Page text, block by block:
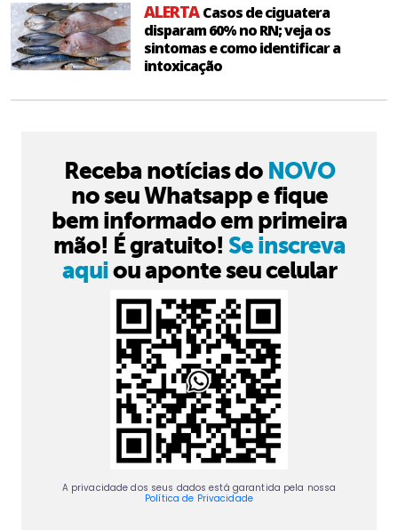
ALERTACasos de ciguatera
disparam 60% no RN; veja os
sintomas e como identificar a
intoxicação
Receba notícias do NOVO
no seu Whatsapp e fique
bem informado em primeira
mão! É gratuito! Se inscreva
aquiou aponte seu celular
A privacidade dos seus dados está garantida pela nossa
Política de Privacidade